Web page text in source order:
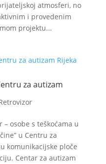
atmosferi, no
i provedenim
projektu...
za autizam
– osobe s teškoćama u
u Centru za
komunikacijske ploče
Centar za autizam